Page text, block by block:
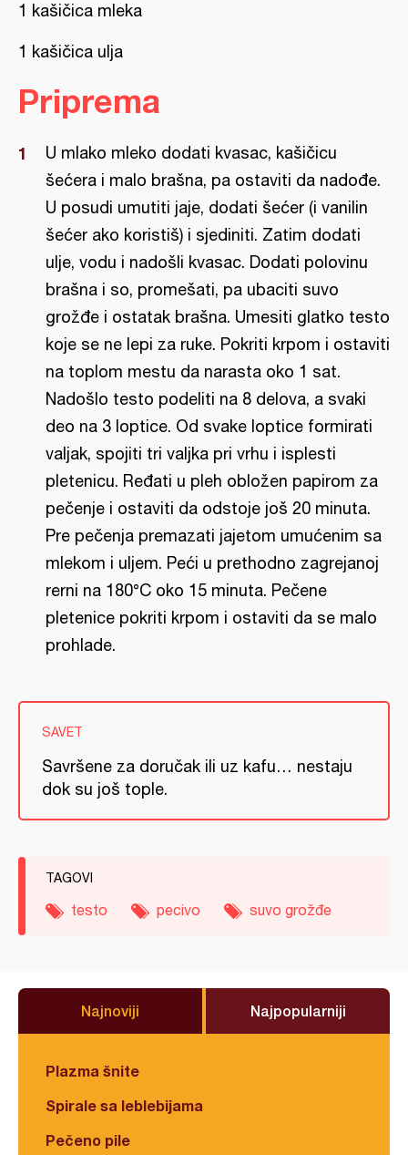
1 kašičica mleka
1 kašičica ulja
Priprema
U mlako mleko dodati kvasac, kašičicu
šećera i malo brašna, pa ostaviti da nadođe.
U posudi umutiti jaje, dodati šećer (i vanilin
šećer ako koristiš) i sjediniti. Zatim dodati
ulje, vodu i nadošli kvasac. Dodati polovinu
brašna i so, promešati, pa ubaciti suvo
grožđe i ostatak brašna. Umesiti glatko testo
koje se ne lepi za ruke. Pokriti krpom i ostaviti
na toplom mestu da narasta oko 1 sat.
Nadošlo testo podeliti na 8 delova, a svaki
deo na 3 loptice. Od svake loptice formirati
valjak, spojiti tri valjka pri vrhu i isplesti
pletenicu. Ređati u pleh obložen papirom za
pečenje i ostaviti da odstoje još 20 minuta.
Pre pečenja premazati jajetom umućenim sa
mlekom i uljem. Peći u prethodno zagrejanoj
rerni na 180°C oko 15 minuta. Pečene
pletenice pokriti krpom i ostaviti da se malo
prohlade.
SAVET
Savršene za doručak ili uz kafu… nestaju
dok su još tople.
TAGOVI
testo pecivo suvo grožđe
Najnoviji Najpopularniji
Plazma šnite
Spirale sa leblebijama
Pečeno pile